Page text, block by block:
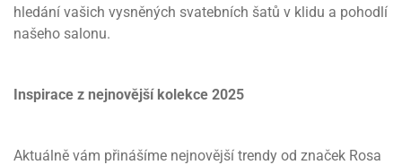
hledání vašich vysněných svatebních šatů v klidu a pohodlí
našeho salonu.
Inspirace z nejnovější kolekce 2025
Aktuálně vám přinášíme nejnovější trendy od značek Rosa